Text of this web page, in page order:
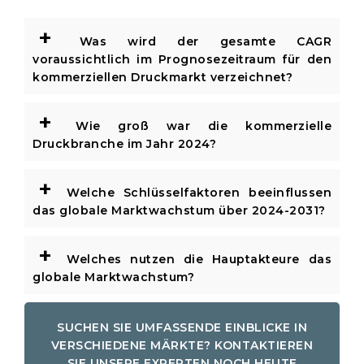
+
Was wird der gesamte CAGR
voraussichtlich im Prognosezeitraum für den
kommerziellen Druckmarkt verzeichnet?
+
Wie groß war die kommerzielle
Druckbranche im Jahr 2024?
+
Welche Schlüsselfaktoren beeinflussen
das globale Marktwachstum über 2024-2031?
+
Welches nutzen die Hauptakteure das
globale Marktwachstum?
SUCHEN SIE UMFASSENDE EINBLICKE IN
VERSCHIEDENE MÄRKTE? KONTAKTIEREN